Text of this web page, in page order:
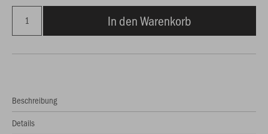
In den Warenkorb
Beschreibung
Details